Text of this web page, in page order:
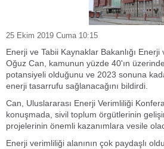
25 Ekim 2019 Cuma 10:15
Enerji ve Tabii Kaynaklar Bakanlığı
Oğuz Can, kamunun yüzde 40'ın
potansiyeli olduğunu ve 2023 sonuna
enerji tasarrufu sağlanacağını bildirdi.
Can, Uluslararası Enerji Verimliliği
konuşmada, sivil toplum örgütlerinin
projelerinin önemli kazanımlara vesile
Enerji verimliliği alanının çok paydaşlı